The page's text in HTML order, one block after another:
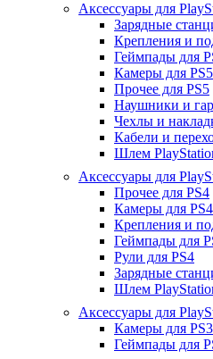
Аксессуары для
Зарядные
Крепления и
Геймпады для
Камеры для PS5
Прочее для PS5
Наушники и
Чехлы и
Кабели и
Шлем
Аксессуары для
Прочее для PS4
Камеры для PS4
Крепления и
Геймпады для
Рули для PS4
Зарядные
Шлем
Аксессуары для
Камеры для PS3
Геймпады для